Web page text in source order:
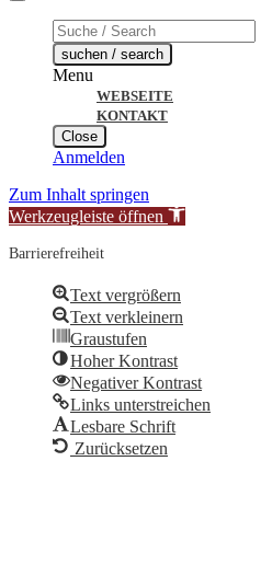
Products
search
suchen / search
Menu
WEBSEITE
KONTAKT
Close
Anmelden
Zum Inhalt springen
Werkzeugleiste öffnen
Barrierefreiheit
Text vergrößern
Text verkleinern
Graustufen
Hoher Kontrast
Negativer Kontrast
Links unterstreichen
Lesbare Schrift
Zurücksetzen